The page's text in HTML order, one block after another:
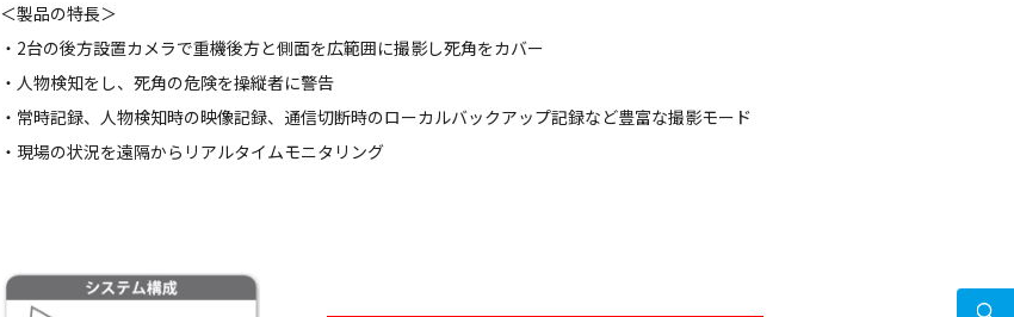
＜製品の特長＞
・2台の後方設置カメラで重機後方と側面を広範囲に撮影し死角をカバー
・人物検知をし、死角の危険を操縦者に警告
・常時記録、人物検知時の映像記録、通信切断時のローカルバックアップ記録など豊富な撮影モード
・現場の状況を遠隔からリアルタイムモニタリング